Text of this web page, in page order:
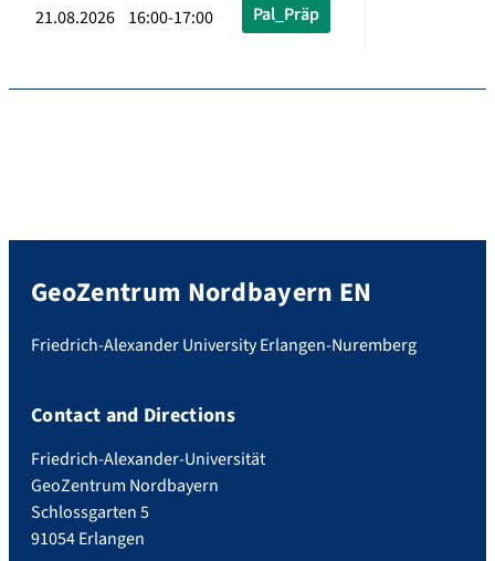
21.08.2026 16:00-17:00 Pal_Präp
GeoZentrum Nordbayern EN
Friedrich-Alexander University Erlangen-Nuremberg
Contact and Directions
Friedrich-Alexander-Universität
GeoZentrum Nordbayern
Schlossgarten 5
91054 Erlangen